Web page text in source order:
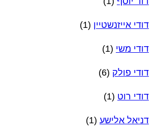
דודי אייזנשטיין (1)
דודי משי (1)
דודי פולק (6)
דודי רוט (1)
דניאל אלישע (1)